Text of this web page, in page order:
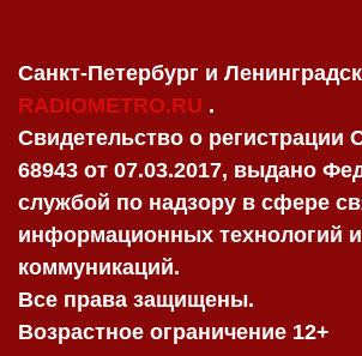
Санкт-Петербург и
RADIOMETRO.RU .
Свидетельство о
68943 от 07.03.2017, выдано
службой по надзору в сфере
информационных технологий
коммуникаций.
Все права защищены.
Возрастное ограничение 12+